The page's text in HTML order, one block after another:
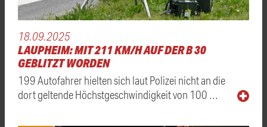
18.09.2025
LAUPHEIM: MIT 211 KM/H AUF DER B 30
GEBLITZT WORDEN
199 Autofahrer hielten sich laut Polizei nicht an die
dort geltende Höchstgeschwindigkeit von 100 …